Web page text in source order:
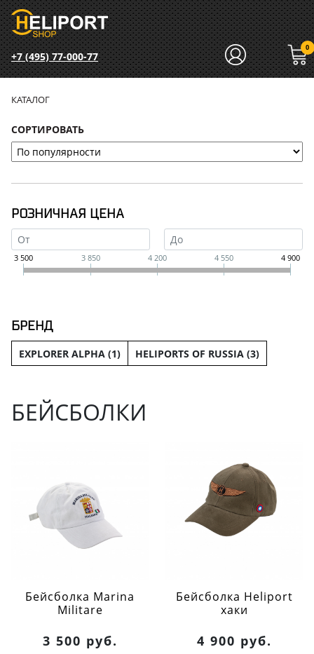
+7 (495) 77-000-77
0
КАТАЛОГ
СОРТИРОВАТЬ
РОЗНИЧНАЯ ЦЕНА
3 500 3 850 4 200 4 550 4 900
БРЕНД
EXPLORER ALPHA (1) HELIPORTS OF RUSSIA (3)
БЕЙСБОЛКИ
Бейсболка Marina
Militare
3 500 руб.
Бейсболка Heliport
хаки
4 900 руб.